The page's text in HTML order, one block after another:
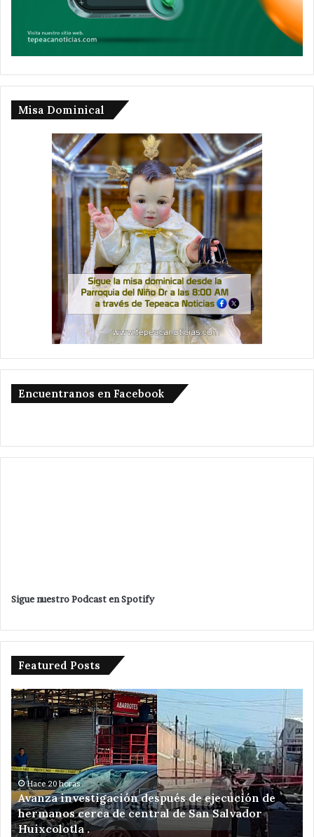
Misa Dominical
Encuentranos en Facebook
Sigue nuestro Podcast en Spotify
Featured Posts
Avanza
investigación
después
de
ejecución
de
hermanos
cerca
de
central
Hace 20 horas
Avanza investigación después de ejecución de
hermanos cerca de central de San Salvador
Huixcolotla .
a
de